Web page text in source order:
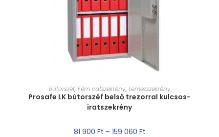
MÉRET VÁLASZTÁSA
Bútorszéf, Fém iratszekrény, Lemezszekrény
Prosafe LK bútorszéf belső trezorral kulcsos-
iratszekrény
81 900 Ft – 159 060 Ft